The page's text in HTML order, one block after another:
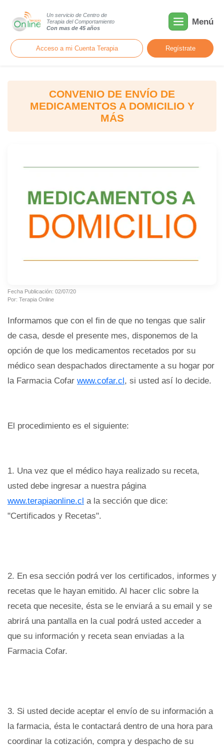
Un servicio de Centro de
Terapia del Comportamiento
Con mas de 45 años
Menú
Acceso a mi Cuenta Terapia Regístrate
CONVENIO DE ENVÍO DE
MEDICAMENTOS A DOMICILIO Y
MÁS
Fecha Publicación: 02/07/20
Por: Terapia Online
Informamos que con el fin de que no tengas que salir
de casa, desde el presente mes, disponemos de la
opción de que los medicamentos recetados por su
médico sean despachados directamente a su hogar por
la Farmacia Cofar www.cofar.cl, si usted así lo decide.
El procedimiento es el siguiente:
1. Una vez que el médico haya realizado su receta,
usted debe ingresar a nuestra página
www.terapiaonline.cl a la sección que dice:
"Certificados y Recetas".
2. En esa sección podrá ver los certificados, informes y
recetas que le hayan emitido. Al hacer clic sobre la
receta que necesite, ésta se le enviará a su email y se
abrirá una pantalla en la cual podrá usted acceder a
que su información y receta sean enviadas a la
Farmacia Cofar.
3. Si usted decide aceptar el envío de su información a
la farmacia, ésta le contactará dentro de una hora para
coordinar la cotización, compra y despacho de su